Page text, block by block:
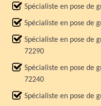
Spécialiste en pose de
Spécialiste en pose de
Spécialiste en pose de
72290
Spécialiste en pose de
72240
Spécialiste en pose de